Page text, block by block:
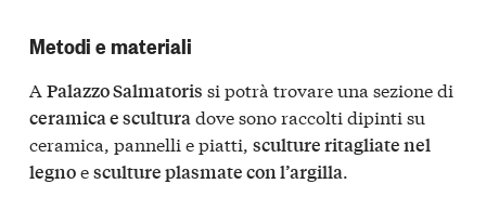
Metodi e materiali
A Palazzo Salmatoris si potrà trovare una sezione di
ceramica e scultura dove sono raccolti dipinti su
ceramica, pannelli e piatti, sculture ritagliate nel
legnoesculture plasmate con l’argilla